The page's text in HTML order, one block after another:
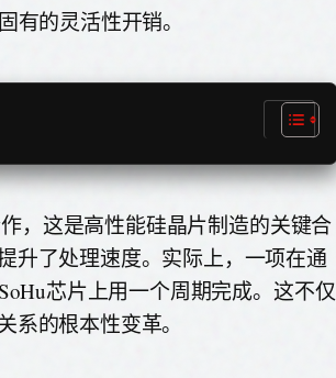
有的灵活性开销。
，这是高性能硅晶片制造的关键合
升了处理速度。实际上，一项在通
芯片上用一个周期完成。这不仅
系的根本性变革。